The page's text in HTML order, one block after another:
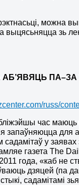
можна
зь
АБ’ЯВЯЦЬ ПА–ЗА
russ/
час
запаўняюцца
садамітаў у
газета The
года, «каб не
дзяцей (па
садамітамі